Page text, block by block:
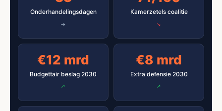
Onderhandelingsdagen Kamerzetels coalitie
€12 mrd
Budgettair beslag 2030
€8 mrd
Extra defensie 2030